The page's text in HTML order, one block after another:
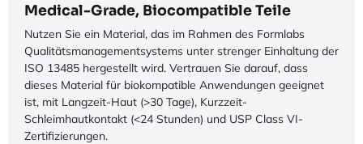
Medical-Grade, Biocompatible Teile
Nutzen Sie ein Material, das im Rahmen des Formlabs
Qualitätsmanagementsystems unter strenger Einhaltung der
ISO 13485 hergestellt wird. Vertrauen Sie darauf, dass
dieses Material für biokompatible Anwendungen geeignet
ist, mit Langzeit-Haut (>30 Tage), Kurzzeit-
Schleimhautkontakt (<24 Stunden) und USP Class VI-
Zertifizierungen.